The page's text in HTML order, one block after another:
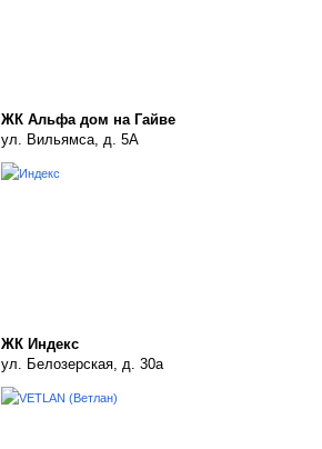
ЖК Альфа дом на Гайве
ул. Вильямса, д. 5А
ЖК Индекс
ул. Белозерская, д. 30а